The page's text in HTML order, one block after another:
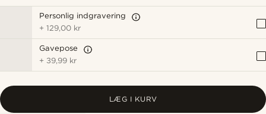
Personlig indgravering
+129,00 kr
Gavepose
+ 39,99 kr
LÆG I KURV